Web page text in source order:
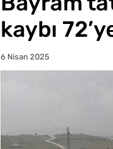
kaybı
6 Nisan 2025